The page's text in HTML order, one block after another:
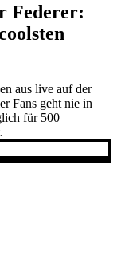
Federer:
aus live auf der
Fans geht nie in
für 500